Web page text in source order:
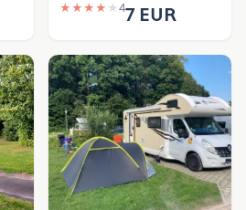
★ ★ ★ ★ ★ 47 EUR